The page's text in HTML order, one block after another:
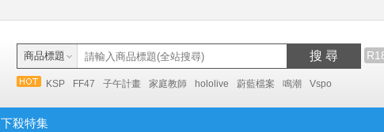
商品標題 搜 尋
KSP FF47 子午計畫 家庭教師 hololive 蔚藍檔案 鳴潮 Vspo
下殺特集